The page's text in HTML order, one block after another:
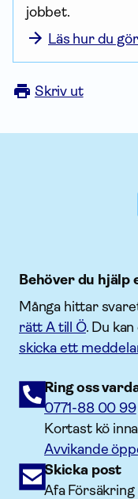
jobbet.
Läs hur du
Skriv ut
Behöver du hjälp
Många hittar
rätt A till Ö. Du
skicka ett
Ring oss
0771-88 00 99
Kortast kö
Avvikande
Skicka post
Afa Försäkring